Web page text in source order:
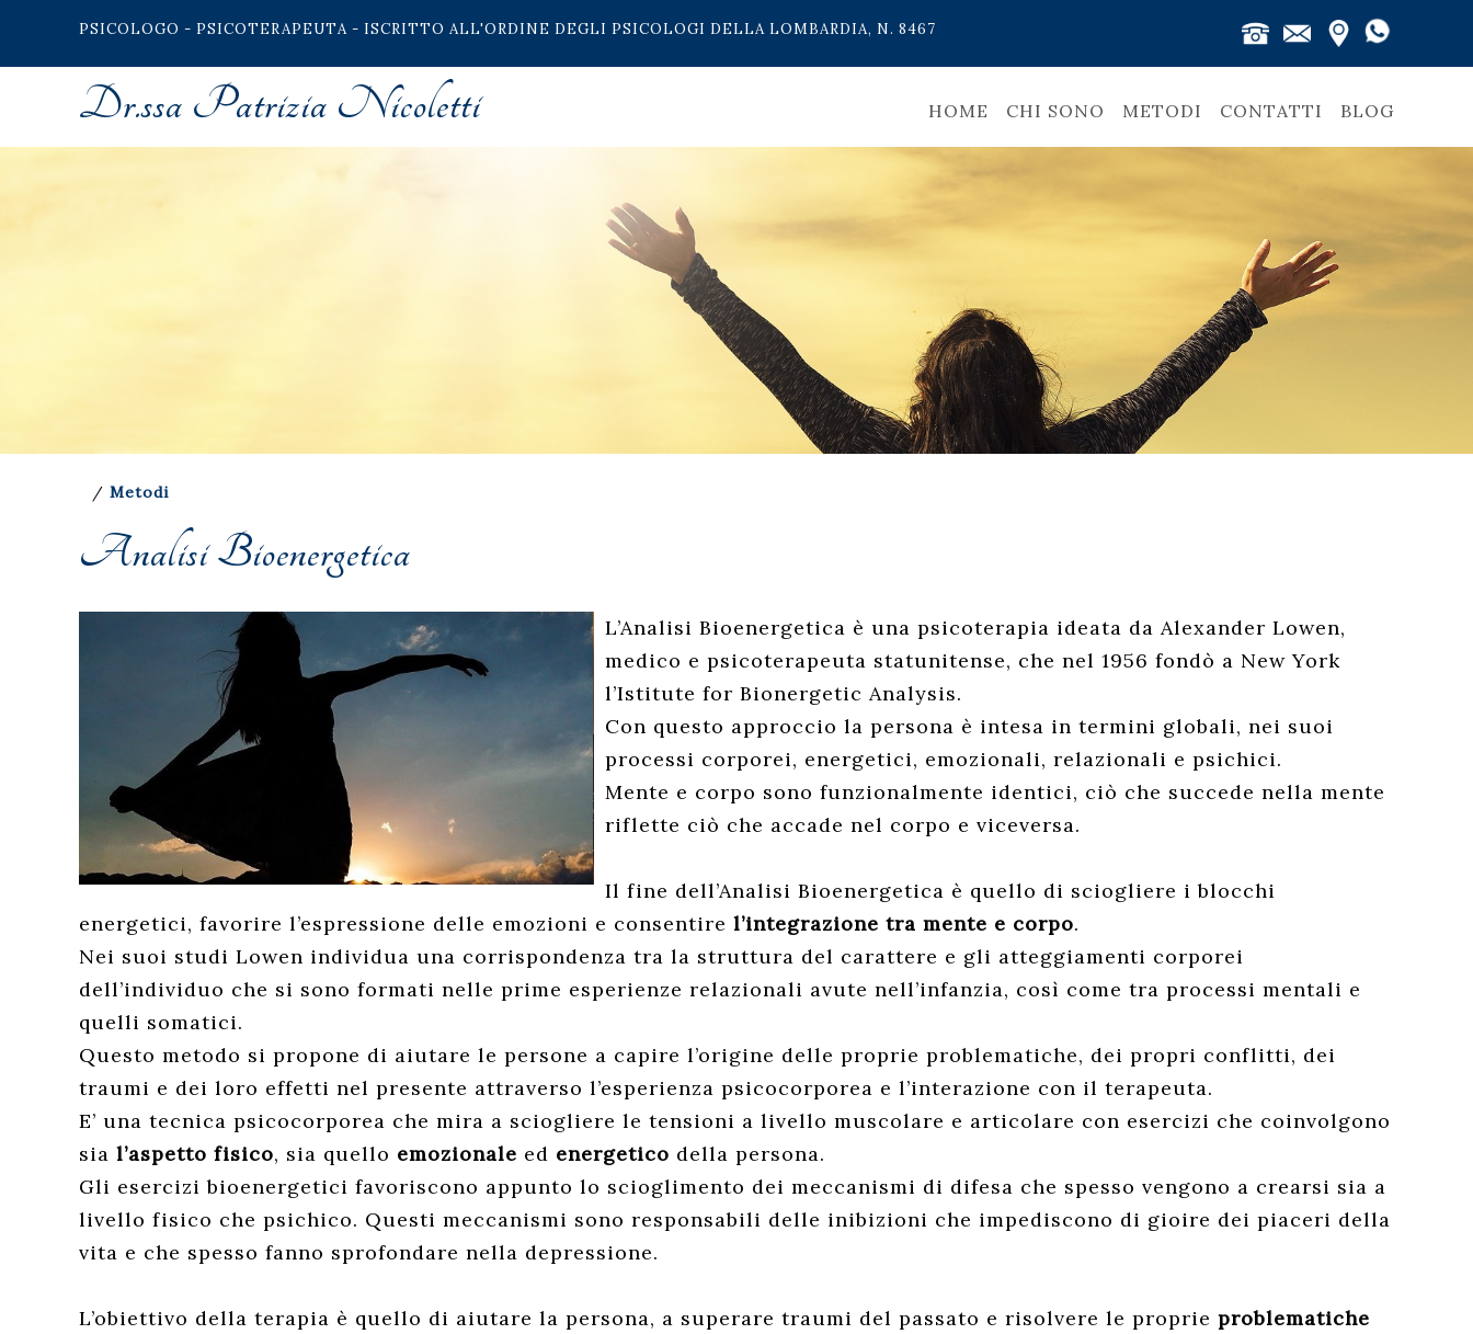
PSICOLOGO - PSICOTERAPEUTA - ISCRITTO ALL'ORDINE DEGLI PSICOLOGI DELLA LOMBARDIA, N. 8467
Dr.ssa Patrizia Nicoletti HOME CHI SONO METODI CONTATTI BLOG
/ Metodi
Analisi Bioenergetica
L’Analisi Bioenergetica è una psicoterapia ideata da Alexander Lowen,
medico e psicoterapeuta statunitense, che nel 1956 fondò a New York
l’Istitute for Bionergetic Analysis.
Con questo approccio la persona è intesa in termini globali, nei suoi
processi corporei, energetici, emozionali, relazionali e psichici.
Mente e corpo sono funzionalmente identici, ciò che succede nella mente
riflette ciò che accade nel corpo e viceversa.
Il fine dell’Analisi Bioenergetica è quello di sciogliere i blocchi
energetici, favorire l’espressione delle emozioni e consentire l’integrazione tra mente e corpo.
Nei suoi studi Lowen individua una corrispondenza tra la struttura del carattere e gli atteggiamenti corporei
dell’individuo che si sono formati nelle prime esperienze relazionali avute nell’infanzia, così come tra processi mentali e
quelli somatici.
Questo metodo si propone di aiutare le persone a capire l’origine delle proprie problematiche, dei propri conflitti, dei
traumi e dei loro effetti nel presente attraverso l’esperienza psicocorporea e l’interazione con il terapeuta.
E’ una tecnica psicocorporea che mira a sciogliere le tensioni a livello muscolare e articolare con esercizi che coinvolgono
sia l’aspetto fisico, sia quello emozionale ed energetico della persona.
Gli esercizi bioenergetici favoriscono appunto lo scioglimento dei meccanismi di difesa che spesso vengono a crearsi sia a
livello fisico che psichico. Questi meccanismi sono responsabili delle inibizioni che impediscono di gioire dei piaceri della
vita e che spesso fanno sprofondare nella depressione.
L’obiettivo della terapia è quello di aiutare la persona, a superare traumi del passato e risolvere le proprie problematiche